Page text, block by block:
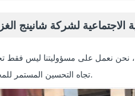
، نحن نعمل على مسؤوليتنا ليس فقط
تجاه التحسين المستمر للمجتمعات المحلية ومجتمعنا بشكل عام.